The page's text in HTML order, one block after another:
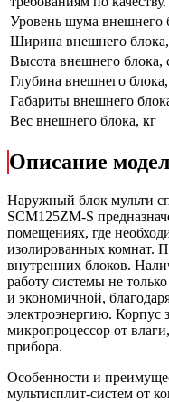
Уровень шума внешнего
Ширина внешнего
Высота внешнего блока,
Глубина внешнего
Габариты внешнего
Вес внешнего блока, кг
Описание
Наружный блок мульти
SCM125ZM-S
помещениях, где
изолированных комнат.
внутренних блоков.
работу системы не
и экономичной,
электроэнергию. Корпус
микропроцессор от
прибора.
Особенности и
мультисплит-систем от